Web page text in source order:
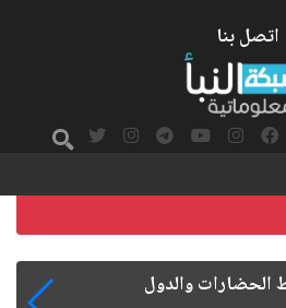
اتصل بنا
على صفيح ساخن